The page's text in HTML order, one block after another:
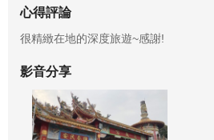
心得評論
很精緻在地的深度旅遊~感謝!
影音分享